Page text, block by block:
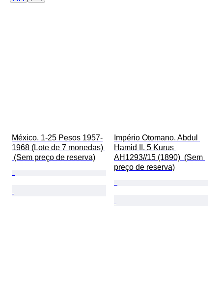
México. 1-25 Pesos 1957-
1968 (Lote de 7 monedas)
(Sem preço de reserva)
Império Otomano. Abdul
Hamid II. 5 Kurus
AH1293//15 (1890)  (Sem
preço de reserva)